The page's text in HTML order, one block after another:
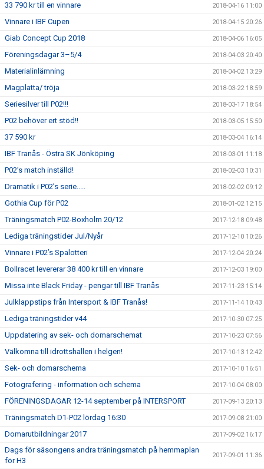
33 790 kr till en vinnare 2018-04-16 11:00
Vinnare i IBF Cupen 2018-04-15 20:26
Giab Concept Cup 2018 2018-04-06 16:05
Föreningsdagar 3–5/4 2018-04-03 20:40
Materialinlämning 2018-04-02 13:29
Magplatta/ tröja 2018-03-22 18:59
Seriesilver till P02!!! 2018-03-17 18:54
P02 behöver ert stöd!! 2018-03-05 15:50
37 590 kr 2018-03-04 16:14
IBF Tranås - Östra SK Jönköping 2018-03-01 11:18
P02’s match inställd! 2018-02-03 10:31
Dramatik i P02’s serie..... 2018-02-02 09:12
Gothia Cup för P02 2018-01-02 12:15
Träningsmatch P02-Boxholm 20/12 2017-12-18 09:48
Lediga träningstider Jul/Nyår 2017-12-10 10:26
Vinnare i P02’s Spalotteri 2017-12-04 20:24
Bollracet levererar 38 400 kr till en vinnare 2017-12-03 19:00
Missa inte Black Friday - pengar till IBF Tranås 2017-11-23 15:14
Julklappstips från Intersport & IBF Tranås! 2017-11-14 10:43
Lediga träningstider v44 2017-10-30 07:25
Uppdatering av sek- och domarschemat 2017-10-23 07:56
Välkomna till idrottshallen i helgen! 2017-10-13 12:42
Sek- och domarschema 2017-10-10 16:51
Fotografering - information och schema 2017-10-04 08:00
FÖRENINGSDAGAR 12-14 september på INTERSPORT 2017-09-13 20:13
Träningsmatch D1-P02 lördag 16:30 2017-09-08 21:00
Domarutbildningar 2017 2017-09-02 16:17
Dags för säsongens andra träningsmatch på hemmaplan
för H3
2017-09-01 11:36